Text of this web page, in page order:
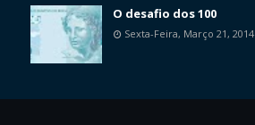
O desafio dos 100
Sexta-Feira, Março 21, 2014